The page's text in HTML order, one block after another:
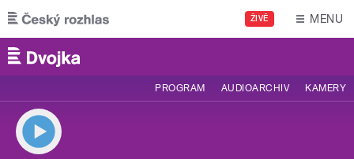
Přejít k hlavnímu obsahu
ŽIVĚ MENU
PROGRAM AUDIOARCHIV KAMERY